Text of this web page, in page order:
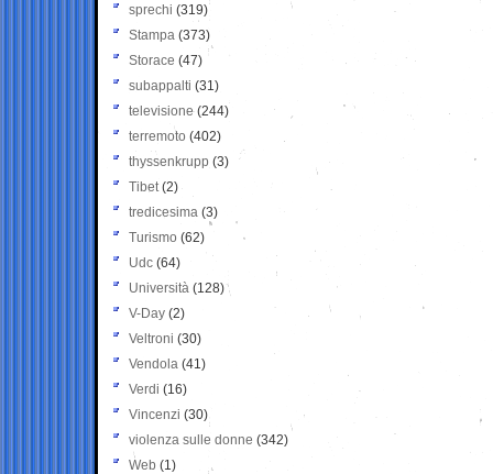
sprechi (319)
Stampa (373)
Storace (47)
subappalti (31)
televisione(244)
terremoto (402)
thyssenkrupp (3)
Tibet(2)
tredicesima (3)
Turismo (62)
Udc (64)
Università (128)
V-Day (2)
Veltroni (30)
Vendola (41)
Verdi (16)
Vincenzi (30)
violenza sulle donne (342)
Web (1)